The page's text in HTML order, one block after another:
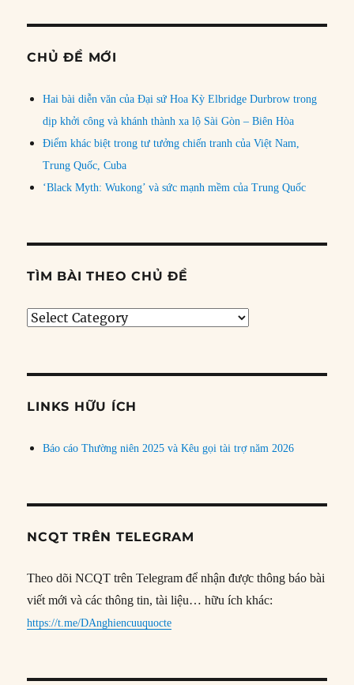
CHỦ ĐỀ MỚI
Hai bài diễn văn của Đại sứ Hoa Kỳ Elbridge Durbrow trong
dịp khởi công và khánh thành xa lộ Sài Gòn – Biên Hòa
Điểm khác biệt trong tư tưởng chiến tranh của Việt Nam,
Trung Quốc, Cuba
‘Black Myth: Wukong’ và sức mạnh mềm của Trung Quốc
TÌM BÀI THEO CHỦ ĐỀ
Tìm
đề
LINKS HỮU ÍCH
Báo cáo Thường niên 2025 và Kêu gọi tài trợ năm 2026
NCQT TRÊN TELEGRAM
Theo dõi NCQT trên Telegram để nhận được thông báo bài
viết mới và các thông tin, tài liệu… hữu ích khác:
https://t.me/DAnghiencuuquocte